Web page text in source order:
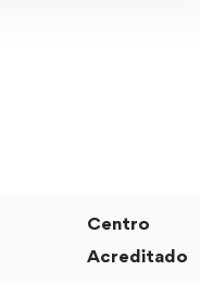
Centro
Acreditado